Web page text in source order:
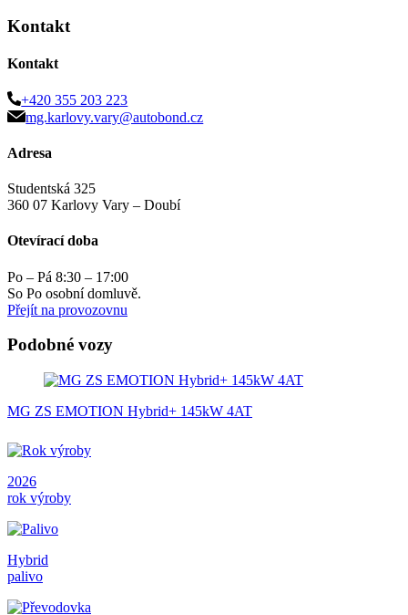
Kontakt
Kontakt
+420 355 203 223
mg.karlovy.vary@autobond.cz
Adresa
Studentská 325
360 07 Karlovy Vary – Doubí
Otevírací doba
Po – Pá 8:30 – 17:00
So Po osobní domluvě.
Přejít na provozovnu
Podobné vozy
MG ZS EMOTION Hybrid+ 145kW 4AT
2026
rok výroby
Hybrid
palivo